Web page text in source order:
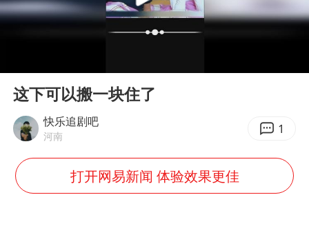
情侣平潭拍日出坠崖1死1伤
老挝国会主席赛宋蓬逝世
购飞机票7分钟后退票被扣2022元
Play
这下可以搬一块住了
快乐追剧吧
河南 1
打开网易新闻 体验效果更佳